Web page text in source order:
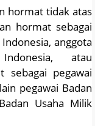
hormat tidak atas
hormat sebagai
anggota
atau
sebagai pegawai
pegawai Badan
Usaha Milik